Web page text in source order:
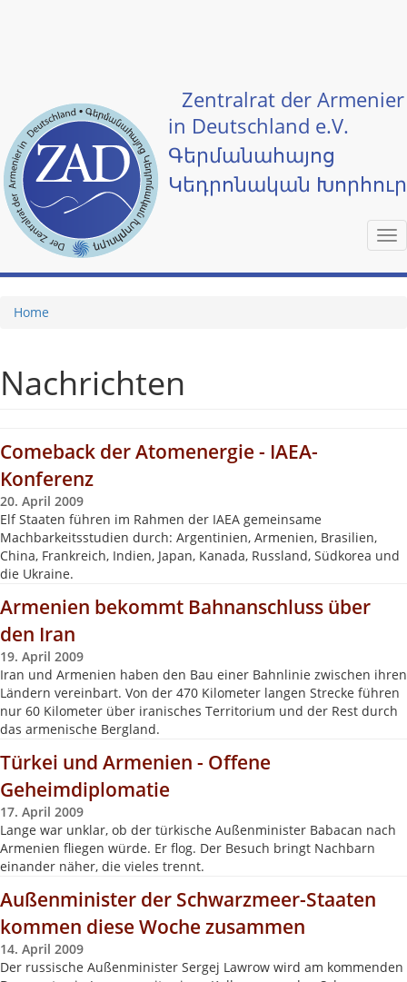
Zentralrat der Armenier
in Deutschland e.V.
Գերմանահայոց
Կեդրոնական
Home
Nachrichten
Comeback der Atomenergie - IAEA-
Konferenz
20. April 2009
Elf Staaten führen im Rahmen der IAEA gemeinsame
Machbarkeitsstudien durch: Argentinien, Armenien, Brasilien,
China, Frankreich, Indien, Japan, Kanada, Russland, Südkorea und
die Ukraine.
Armenien bekommt Bahnanschluss über
den Iran
19. April 2009
Iran und Armenien haben den Bau einer Bahnlinie zwischen ihren
Ländern vereinbart. Von der 470 Kilometer langen Strecke führen
nur 60 Kilometer über iranisches Territorium und der Rest durch
das armenische Bergland.
Türkei und Armenien - Offene
Geheimdiplomatie
17. April 2009
Lange war unklar, ob der türkische Außenminister Babacan nach
Armenien fliegen würde. Er flog. Der Besuch bringt Nachbarn
einander näher, die vieles trennt.
Außenminister der Schwarzmeer-Staaten
kommen diese Woche zusammen
14. April 2009
Der russische Außenminister Sergej Lawrow wird am kommenden